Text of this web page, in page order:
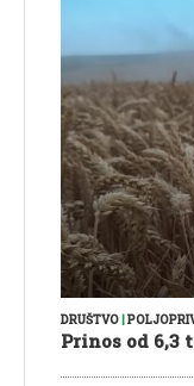
DRUŠTVO
Prinos od 6,3